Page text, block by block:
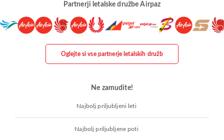
Partnerji letalske družbe Airpaz
Oglejte si vse partnerje letalskih družb
Ne zamudite!
Najbolj priljubljeni leti
Najbolj priljubljene poti